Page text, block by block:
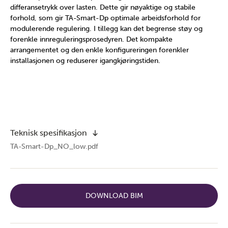
differansetrykk over lasten. Dette gir nøyaktige og stabile
forhold, som gir TA-Smart-Dp optimale arbeidsforhold for
modulerende regulering. I tillegg kan det begrense støy og
forenkle innreguleringsprosedyren. Det kompakte
arrangementet og den enkle konfigureringen forenkler
installasjonen og reduserer igangkjøringstiden.
Teknisk spesifikasjon
TA-Smart-Dp_NO_low.pdf
DOWNLOAD BIM